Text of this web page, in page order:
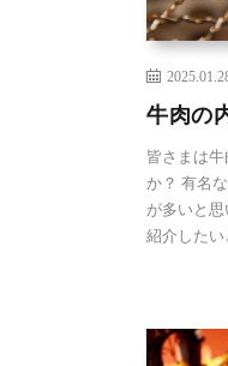
牛肉の
皆さまは
か？ 有名
が多いと
紹介した